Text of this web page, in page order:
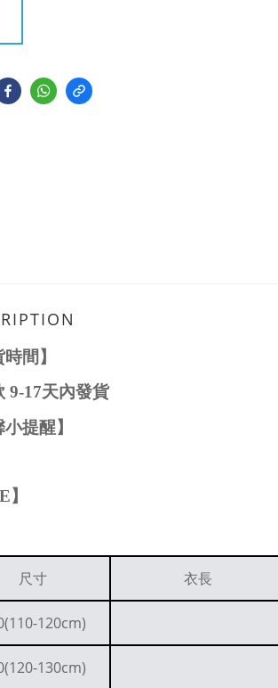
時間】
9-17天內發貨
小提醒】
】
尺寸 衣長
120cm)
130cm)